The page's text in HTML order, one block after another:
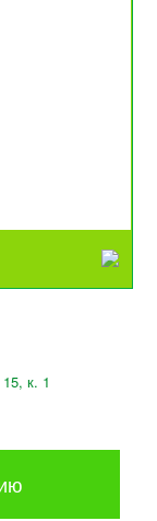
к. 1